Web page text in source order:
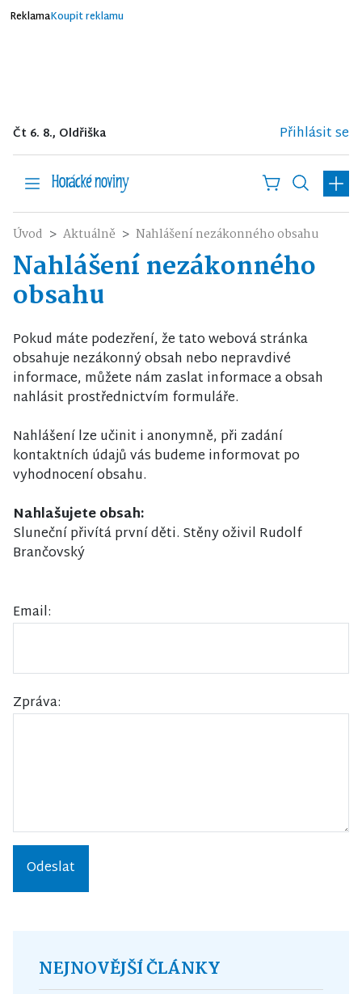
ReklamaKoupit reklamu
Čt 6. 8., Oldřiška Přihlásit se
Úvod Aktuálně Nahlášení nezákonného obsahu
Nahlášení nezákonného
obsahu
Pokud máte podezření, že tato webová stránka
obsahuje nezákonný obsah nebo nepravdivé
informace, můžete nám zaslat informace a obsah
nahlásit prostřednictvím formuláře.
Nahlášení lze učinit i anonymně, při zadání
kontaktních údajů vás budeme informovat po
vyhodnocení obsahu.
Nahlašujete obsah:
Sluneční přivítá první děti. Stěny oživil Rudolf
Brančovský
Email:
Zpráva:
Odeslat
NEJNOVĚJŠÍ ČLÁNKY